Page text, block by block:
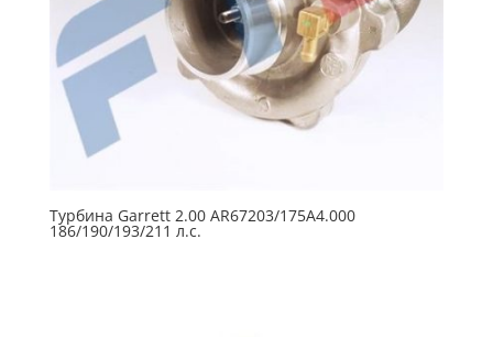
Турбина Garrett 2.00 AR67203/175A4.000
186/190/193/211 л.с.